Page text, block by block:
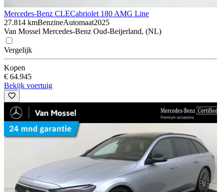
Mercedes-Benz CLECabriolet 180 AMG Line
27.814 kmBenzineAutomaat2025
Van Mossel Mercedes-Benz Oud-Beijerland, (NL)
Vergelijk
Kopen
€ 64.945
Bekijk voertuig